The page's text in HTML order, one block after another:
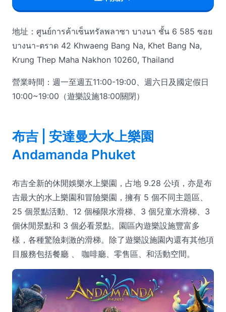
地址：ศูนย์การค้าเซ็นทรัลพลาซา บางนา ชั้น 6 585 ซอย
บางนา-ตราด 42 Khwaeng Bang Na, Khet Bang Na,
Krung Thep Maha Nakhon 10260, Thailand
營業時間：週一至週五11:00-19:00、週六日及國定假日
10:00~19:00（遊樂設施18:00關閉）
布吉 | 安達曼大水上樂園
Andamanda Phuket
布吉全新的休閒娛樂水上樂園，占地 9.28 公頃，亦是布
吉最大的水上樂園和冒險樂園，擁有 5 個不同主題區、
25 個景點活動、12 個極限水滑梯、3 個兒童水滑梯、3
個休閒景點和 3 個必看景點。園區內遊樂設施豐富多
樣，各種驚險刺激的滑梯。除了遊樂設施園內還有其他項
目服務包括餐廳 、 咖啡廳、零售區、和活動空間。